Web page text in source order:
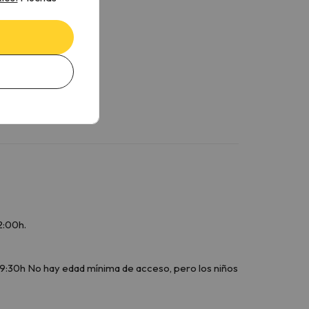
No hay edad mínima de acceso, pero los niños